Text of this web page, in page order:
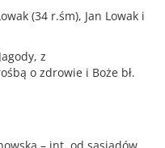
(34 r.śm), Jan Lowak i
z
o zdrowie i Boże bł.